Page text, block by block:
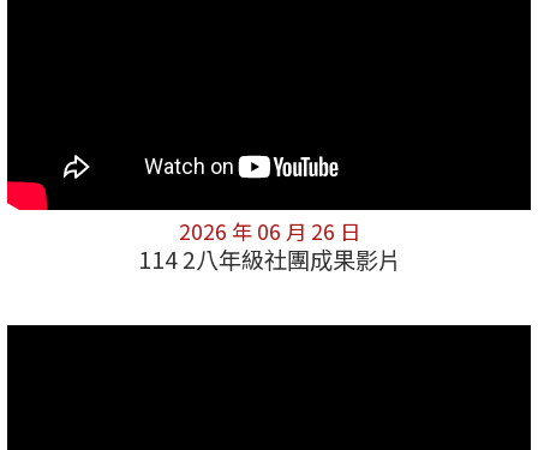
2026 年 06 月 26 日
114 2八年級社團成果影片